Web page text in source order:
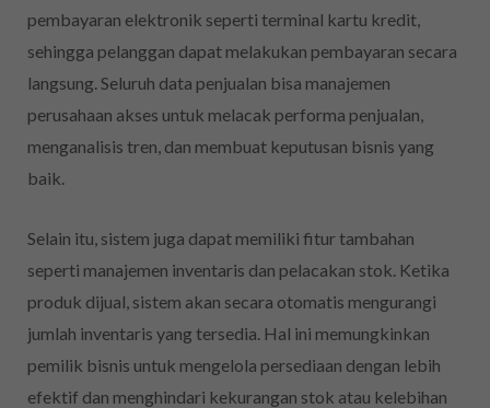
pembayaran elektronik seperti terminal kartu kredit,
sehingga pelanggan dapat melakukan pembayaran secara
langsung. Seluruh data penjualan bisa manajemen
perusahaan akses untuk melacak performa penjualan,
menganalisis tren, dan membuat keputusan bisnis yang
baik.
Selain itu, sistem juga dapat memiliki fitur tambahan
seperti manajemen inventaris dan pelacakan stok. Ketika
produk dijual, sistem akan secara otomatis mengurangi
jumlah inventaris yang tersedia. Hal ini memungkinkan
pemilik bisnis untuk mengelola persediaan dengan lebih
efektif dan menghindari kekurangan stok atau kelebihan